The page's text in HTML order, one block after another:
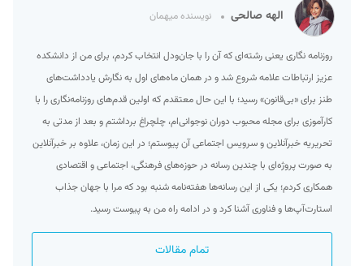
الهه صالحی نویسنده میهمان
روزنامه نگاری یعنی رشته‌ای که آن را با جان‌ودل انتخاب کردم، برای من از دانشکده
عزیز ارتباطات علامه شروع شد و در همان ماه‌های اول به نگارش یادداشت‌های
طنز برای «بی‌قانون» رسید؛ با این حال معتقدم که اولین قدم‌های روزنامه‌نگاری را با
کارآموزی برای مجله محبوب دوران نوجوانی‌ام، چلچراغ برداشتم و بعد از مدتی به
تحریریه خبرآنلاین و سرویس اجتماعی آن پیوستم؛ در این زمان، علاوه بر خبرآنلاین
به صورت پروژه‌ای با چندین رسانه در حوزه‌های فرهنگی، اجتماعی و اقتصادی
همکاری کردم؛ یکی از این رسانه‌ها هفته‌نامه شنبه بود که مرا با جهان جذاب
استارت‌آپ‌ها و فناوری آشنا کرد و در ادامه راه من به پیوست رسید.
تمام مقالات